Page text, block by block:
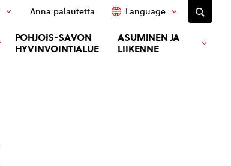
POHJOIS-SAVON
HYVINVOINTIALUE
ASUMINEN JA
LIIKENNE
Anna palautetta Language